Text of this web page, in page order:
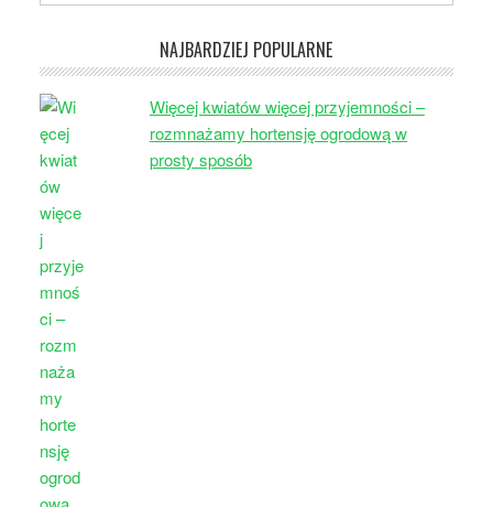
NAJBARDZIEJ POPULARNE
Więcej kwiatów więcej przyjemności –
rozmnażamy hortensję ogrodową w
prosty sposób